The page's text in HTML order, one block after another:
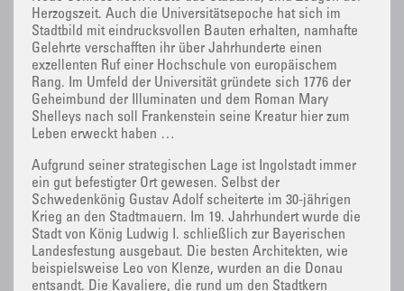
Herzogszeit. Auch die Universitätsepoche hat sich im
Stadtbild mit eindrucksvollen Bauten erhalten, namhafte
Gelehrte verschafften ihr über Jahrhunderte einen
exzellenten Ruf einer Hochschule von europäischem
Rang. Im Umfeld der Universität gründete sich 1776 der
Geheimbund der Illuminaten und dem Roman Mary
Shelleys nach soll Frankenstein seine Kreatur hier zum
Leben erweckt haben …
Aufgrund seiner strategischen Lage ist Ingolstadt immer
ein gut befestigter Ort gewesen. Selbst der
Schwedenkönig Gustav Adolf scheiterte im 30-jährigen
Krieg an den Stadtmauern. Im 19. Jahrhundert wurde die
Stadt von König Ludwig I. schließlich zur Bayerischen
Landesfestung ausgebaut. Die besten Architekten, wie
beispielsweise Leo von Klenze, wurden an die Donau
entsandt. Die Kavaliere, die rund um den Stadtkern